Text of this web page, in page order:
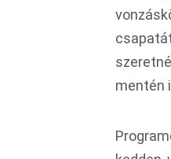
mentén